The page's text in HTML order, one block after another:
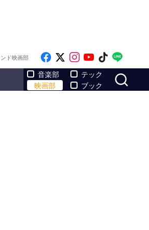
ド映画部 Like on Facebook
Follow on x
Follow on
Follow on
Follow
音楽部
映画部
テック
ブック